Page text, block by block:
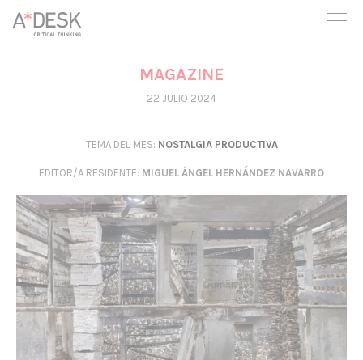
crees también en A*DESK seguimos necesitándote para poder
seguir adelante. Ahora puedes participar del proyecto y
apoyarlo.
MAGAZINE
22 JULIO 2024
TEMA DEL MES: NOSTALGIA PRODUCTIVA
EDITOR/A RESIDENTE: MIGUEL ÁNGEL HERNÁNDEZ NAVARRO